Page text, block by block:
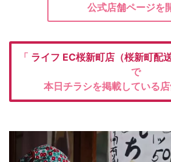
公式店舗ページを
「 ライフ EC桜新町店（桜新町配
で
本日チラシを掲載している店